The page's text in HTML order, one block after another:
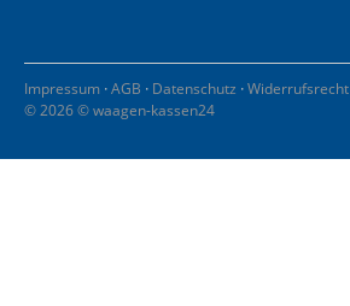
Impressum ·AGB · Datenschutz ·Widerrufsrecht
© 2026 © waagen-kassen24